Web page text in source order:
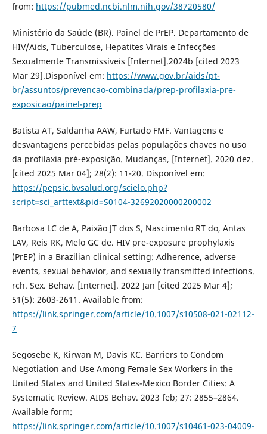
from: https://pubmed.ncbi.nlm.nih.gov/38720580/
Ministério da Saúde (BR). Painel de PrEP. Departamento de
HIV/Aids, Tuberculose, Hepatites Virais e Infecções
Sexualmente Transmissíveis [Internet].2024b [cited 2023
Mar 29].Disponível em: https://www.gov.br/aids/pt-
br/assuntos/prevencao-combinada/prep-profilaxia-pre-
exposicao/painel-prep
Batista AT, Saldanha AAW, Furtado FMF. Vantagens e
desvantagens percebidas pelas populações chaves no uso
da profilaxia pré-exposição. Mudanças, [Internet]. 2020 dez.
[cited 2025 Mar 04]; 28(2): 11-20. Disponível em:
https://pepsic.bvsalud.org/scielo.php?
script=sci_arttext&pid=S0104-32692020000200002
Barbosa LC de A, Paixão JT dos S, Nascimento RT do, Antas
LAV, Reis RK, Melo GC de. HIV pre-exposure prophylaxis
(PrEP) in a Brazilian clinical setting: Adherence, adverse
events, sexual behavior, and sexually transmitted infections.
rch. Sex. Behav. [Internet]. 2022 Jan [cited 2025 Mar 4];
51(5): 2603-2611. Available from:
https://link.springer.com/article/10.1007/s10508-021-02112-
7
Segosebe K, Kirwan M, Davis KC. Barriers to Condom
Negotiation and Use Among Female Sex Workers in the
United States and United States-Mexico Border Cities: A
Systematic Review. AIDS Behav. 2023 feb; 27: 2855–2864.
Available form:
https://link.springer.com/article/10.1007/s10461-023-04009-